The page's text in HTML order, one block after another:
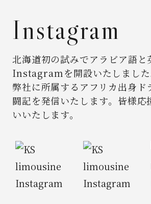
Instagram
北海道初の試みでアラビア語と
Instagramを開設いたしました
弊社に所属するアフリカ出身ド
闘記を発信いたします。 皆様応
いいたします。